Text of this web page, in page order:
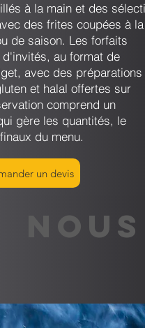
à la main et des
des frites coupées à
de saison. Les forfaits
au format de
avec des préparations
et halal offertes sur
comprend un
gère les quantités, le
du menu.
un devis